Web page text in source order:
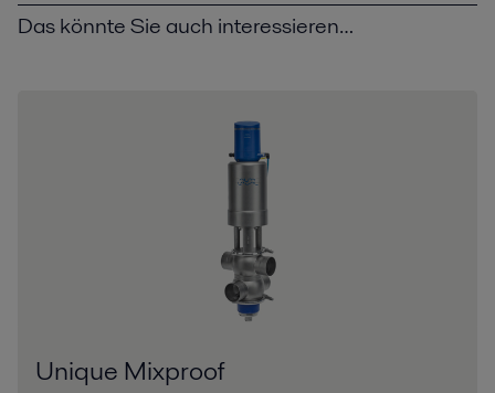
Das könnte Sie auch interessieren…
Unique Mixproof